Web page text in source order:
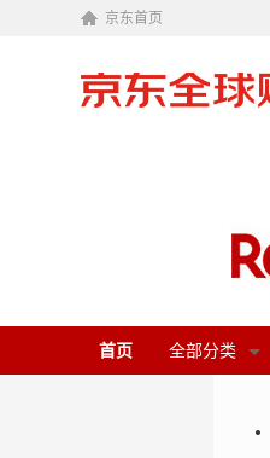
京东首页
首页 全部分类